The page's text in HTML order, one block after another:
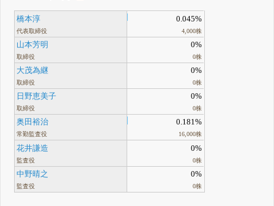
橋本淳
代表取締役
0.045%
4,000株
山本芳明
取締役
0%
0株
大茂為継
取締役
0%
0株
日野恵美子
取締役
0%
0株
奥田裕治
常勤監査役
0.181%
16,000株
花井謙造
監査役
0%
0株
中野晴之
監査役
0%
0株